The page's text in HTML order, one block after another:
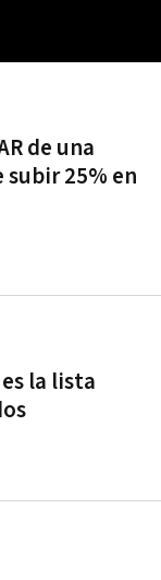
de una
subir 25% en
la lista